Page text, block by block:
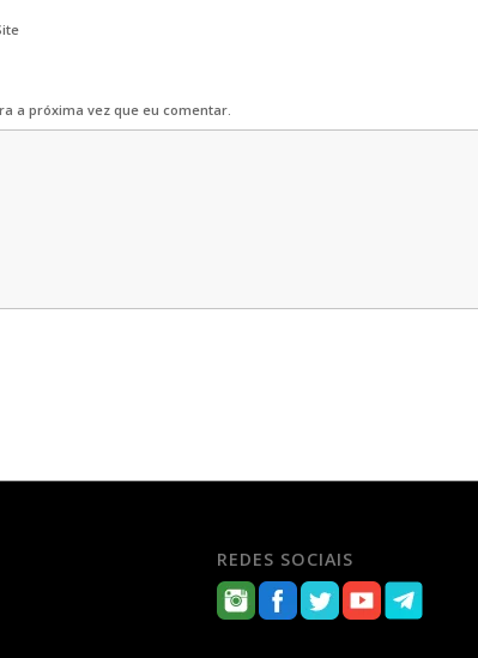
a próxima vez que eu comentar.
REDES SOCIAIS